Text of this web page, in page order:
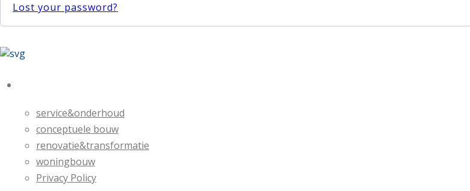
Lost your password?
service&onderhoud
conceptuele bouw
renovatie&transformatie
woningbouw
Privacy Policy